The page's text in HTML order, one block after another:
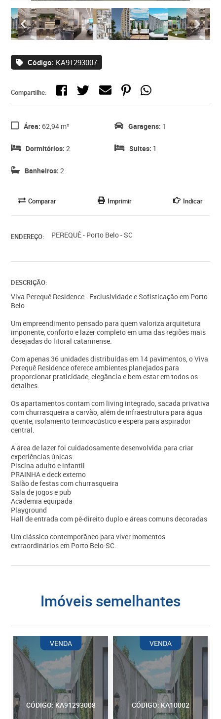
Código: KA91293007
Compartilhe:
Área: 62,94 m²
Dormitórios: 2
Banheiros: 2
Garagens: 1
Suites: 1
Comparar Imprimir Indicar
ENDEREÇO: PEREQUÊ - Porto Belo - SC
DESCRIÇÃO:
Viva Perequê Residence - Exclusividade e Sofisticação em Porto
Belo
Um empreendimento pensado para quem valoriza arquitetura
imponente, conforto e lazer completo em uma das regiões mais
desejadas do litoral catarinense.
Com apenas 36 unidades distribuídas em 14 pavimentos, o Viva
Perequê Residence oferece ambientes planejados para
proporcionar praticidade, elegância e bem-estar em todos os
detalhes.
Os apartamentos contam com living integrado, sacada privativa
com churrasqueira a carvão, além de infraestrutura para água
quente, isolamento termoacústico e espera para aspirador
central.
A área de lazer foi cuidadosamente desenvolvida para criar
experiências únicas:
Piscina adulto e infantil
PRAINHA e deck externo
Salão de festas com churrasqueira
Sala de jogos e pub
Academia equipada
Playground
Hall de entrada com pé-direito duplo e áreas comuns decoradas
Um clássico contemporâneo para viver momentos
extraordinários em Porto Belo-SC.
imóveis semelhantes
CÓDIGO: KA91293008
VENDA
CÓDIGO: KA10002
VENDA